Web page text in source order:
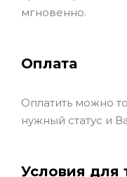
мгновенно.
Оплата
Оплатить можно
нужный статус и
Условия для